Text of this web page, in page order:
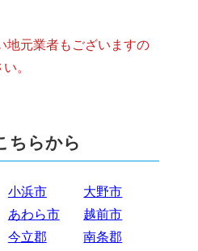
元業者もございますの
。
ちらから
小浜市
大野市
あわら市
越前市
今立郡
南条郡